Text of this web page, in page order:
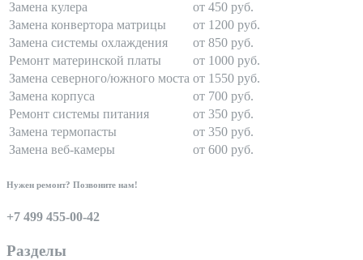
Замена кулера
от 450 руб.
Замена конвертора матрицы
от 1200 руб.
Замена системы охлаждения
от 850 руб.
Ремонт материнской платы
от 1000 руб.
Замена северного/южного моста от 1550 руб.
Замена корпуса
от 700 руб.
Ремонт системы питания
от 350 руб.
Замена термопасты
от 350 руб.
Замена веб-камеры
от 600 руб.
Нужен ремонт? Позвоните нам!
+7 499 455-00-42
Разделы